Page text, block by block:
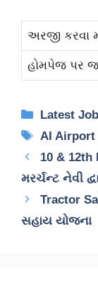
અરજી કરવા
હોમપેજ પર
Latest
Tags
AI Airport
10 & 12th
મરર્ચન્ટ નેવી
Tractor
સહાય યોજના